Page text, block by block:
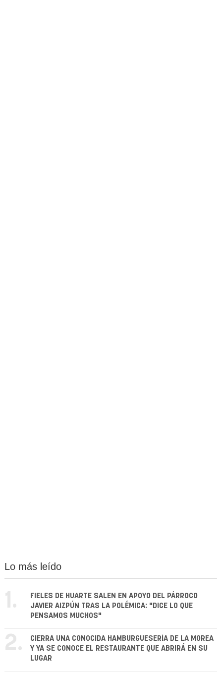
Lo más leído
1.
FIELES DE HUARTE SALEN EN APOYO DEL PÁRROCO
JAVIER AIZPÚN TRAS LA POLÉMICA: "DICE LO QUE
PENSAMOS MUCHOS"
2.
CIERRA UNA CONOCIDA HAMBURGUESERÍA DE LA MOREA
Y YA SE CONOCE EL RESTAURANTE QUE ABRIRÁ EN SU
LUGAR